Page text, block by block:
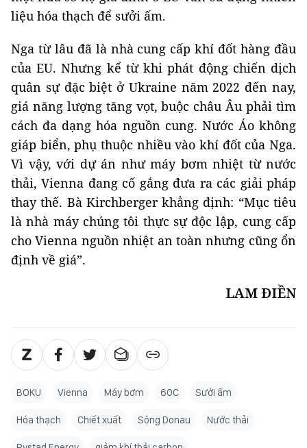
liệu hóa thạch để sưởi ấm.
Nga từ lâu đã là nhà cung cấp khí đốt hàng đầu
của EU. Nhưng kể từ khi phát động chiến dịch
quân sự đặc biệt ở Ukraine năm 2022 đến nay,
giá năng lượng tăng vọt, buộc châu Âu phải tìm
cách đa dạng hóa nguồn cung. Nước Áo không
giáp biển, phụ thuộc nhiều vào khí đốt của Nga.
Vì vậy, với dự án như máy bơm nhiệt từ nước
thải, Vienna đang cố gắng đưa ra các giải pháp
thay thế. Bà Kirchberger khẳng định: “Mục tiêu
là nhà máy chúng tôi thực sự độc lập, cung cấp
cho Vienna nguồn nhiệt an toàn nhưng cũng ổn
định về giá”.
LAM ĐIỀN
BOKU Vienna Máy bơm 60C Sưởi ấm
Hóa thạch Chiết xuất Sông Donau Nước thải